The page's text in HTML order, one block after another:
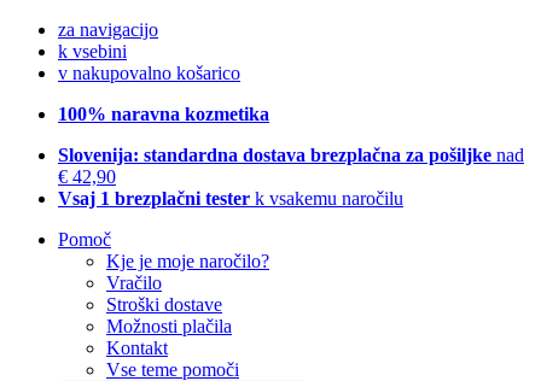
za navigacijo
k vsebini
v nakupovalno košarico
100% naravna kozmetika
Slovenija: standardna dostava brezplačna za pošiljke nad
€ 42,90
Vsaj 1 brezplačni tester k vsakemu naročilu
Pomoč
Kje je moje naročilo?
Vračilo
Stroški dostave
Možnosti plačila
Kontakt
Vse teme pomoči